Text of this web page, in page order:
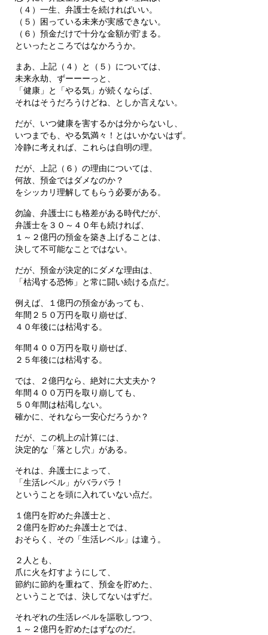
（４）一生、弁護士を続ければいい。
（５）困っている未来が実感できない。
（６）預金だけで十分な金額が貯まる。
といったところではなかろうか。
まあ、上記（４）と（５）については、
未来永劫、ずーーーっと、
「健康」と「やる気」が続くならば、
それはそうだろうけどね、としか言えない。
だが、いつ健康を害するかは分からないし、
いつまでも、やる気満々！とはいかないはず。
冷静に考えれば、これらは自明の理。
だが、上記（６）の理由については、
何故、預金ではダメなのか？
をシッカリ理解してもらう必要がある。
勿論、弁護士にも格差がある時代だが、
弁護士を３０～４０年も続ければ、
１～２億円の預金を築き上げることは、
決して不可能なことではない。
だが、預金が決定的にダメな理由は、
「枯渇する恐怖」と常に闘い続ける点だ。
例えば、１億円の預金があっても、
年間２５０万円を取り崩せば、
４０年後には枯渇する。
年間４００万円を取り崩せば、
２５年後には枯渇する。
では、２億円なら、絶対に大丈夫か？
年間４００万円を取り崩しても、
５０年間は枯渇しない。
確かに、それなら一安心だろうか？
だが、この机上の計算には、
決定的な「落とし穴」がある。
それは、弁護士によって、
「生活レベル」がバラバラ！
ということを頭に入れていない点だ。
１億円を貯めた弁護士と、
２億円を貯めた弁護士とでは、
おそらく、その「生活レベル」は違う。
２人とも、
爪に火を灯すようにして、
節約に節約を重ねて、預金を貯めた、
ということでは、決してないはずだ。
それぞれの生活レベルを謳歌しつつ、
１～２億円を貯めたはずなのだ。